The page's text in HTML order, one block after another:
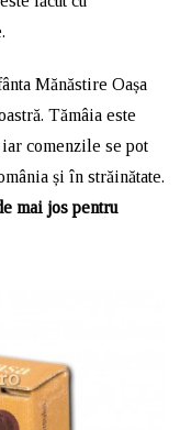
Mănăstire Oașa
Tămâia este
comenzile se pot
și în străinătate.
mai jos pentru